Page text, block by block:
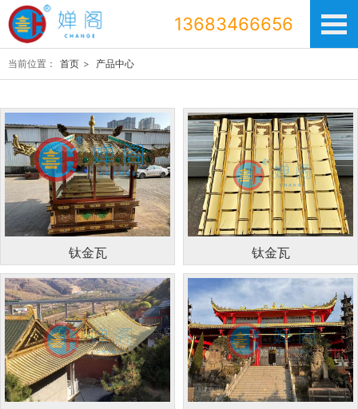
13683466656
当前位置： 首页 > 产品中心
钛金瓦 钛金瓦